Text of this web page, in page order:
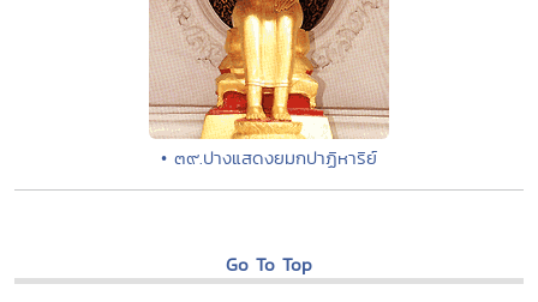
• ๓๙.ปางแสดงยมกปาฏิหาริย์
Go To Top